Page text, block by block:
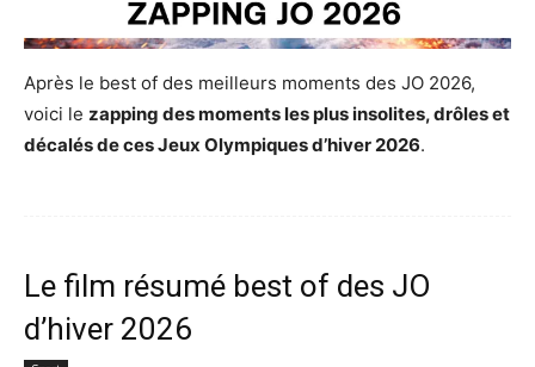
Après le best of des meilleurs moments des JO 2026,
voici le zapping des moments les plus insolites, drôles et
décalés de ces Jeux Olympiques d’hiver 2026.
Le film résumé best of des JO
d’hiver 2026